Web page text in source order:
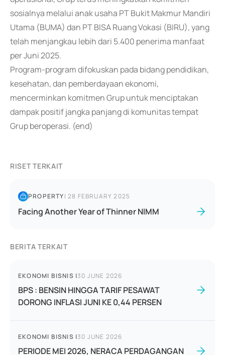
sosialnya melalui anak usaha PT Bukit Makmur Mandiri
Utama (BUMA) dan PT BISA Ruang Vokasi (BIRU), yang
telah menjangkau lebih dari 5.400 penerima manfaat
per Juni 2025.
Program-program difokuskan pada bidang pendidikan,
kesehatan, dan pemberdayaan ekonomi,
mencerminkan komitmen Grup untuk menciptakan
dampak positif jangka panjang di komunitas tempat
Grup beroperasi. (end)
RISET TERKAIT
PROPERTY|28 FEBRUARY 2025
Facing Another Year of Thinner NIMM
BERITA TERKAIT
EKONOMI BISNIS |30 JUNE 2026
BPS : BENSIN HINGGA TARIF PESAWAT
DORONG INFLASI JUNI KE 0,44 PERSEN
EKONOMI BISNIS |30 JUNE 2026
PERIODE MEI 2026, NERACA PERDAGANGAN